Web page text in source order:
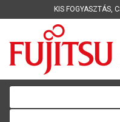
KIS FOGYASZTÁS,